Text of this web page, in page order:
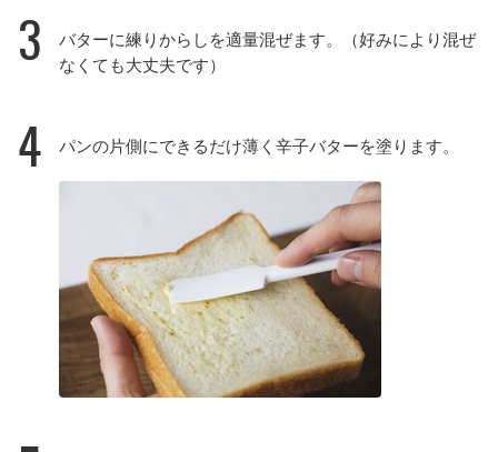
3
バターに練りからしを適量混ぜます。（好みにより混ぜ
なくても大丈夫です）
4 パンの片側にできるだけ薄く辛子バターを塗ります。